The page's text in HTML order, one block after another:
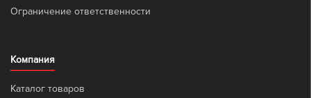
Ограничение ответственности
Компания
Каталог товаров